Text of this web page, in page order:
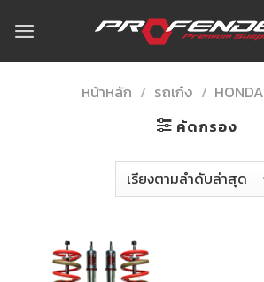
content
หน้าหลัก / รถเก๋ง / HONDA
คัดกรอง